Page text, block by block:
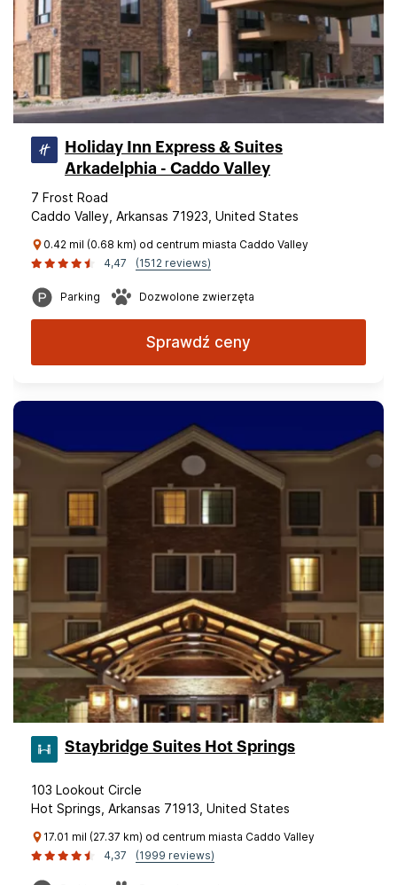
Holiday Inn Express & Suites
Arkadelphia - Caddo Valley
7 Frost Road
Caddo Valley, Arkansas 71923, United States
0.42 mil (0.68 km) od centrum miasta Caddo Valley
4,47
(1512 reviews)
Parking Dozwolone zwierzęta
Sprawdź ceny
Staybridge Suites Hot Springs
103 Lookout Circle
Hot Springs, Arkansas 71913, United States
17.01 mil (27.37 km) od centrum miasta Caddo Valley
4,37
(1999 reviews)